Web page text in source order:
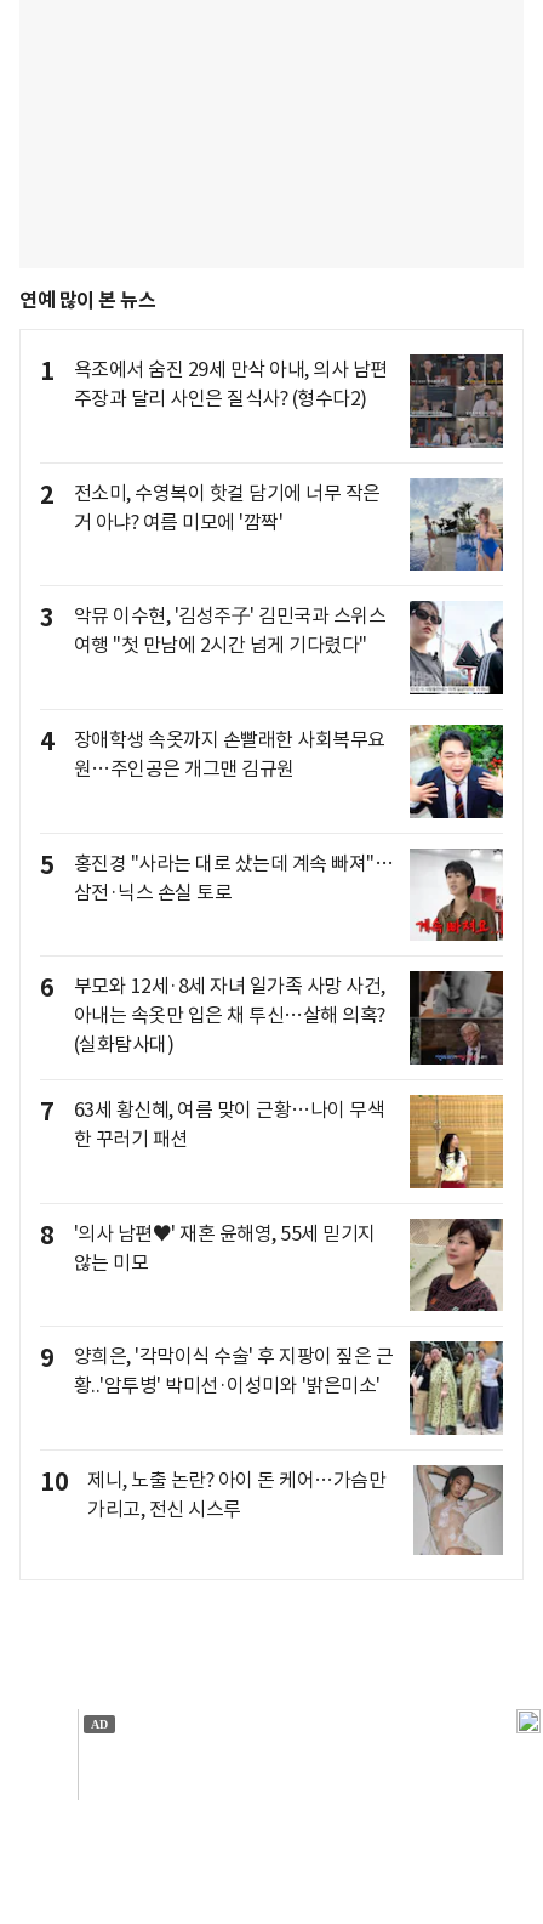
연예 많이 본 뉴스
1
욕조에서 숨진 29세 만삭 아내, 의사 남편
주장과 달리 사인은 질식사? (형수다2)
2
전소미, 수영복이 핫걸 담기에 너무 작은
거 아냐? 여름 미모에 '깜짝'
3
악뮤 이수현, '김성주子' 김민국과 스위스
여행 "첫 만남에 2시간 넘게 기다렸다"
4
장애학생 속옷까지 손빨래한 사회복무요
원…주인공은 개그맨 김규원
5
홍진경 "사라는 대로 샀는데 계속 빠져"…
삼전·닉스 손실 토로
6
부모와 12세·8세 자녀 일가족 사망 사건,
아내는 속옷만 입은 채 투신…살해 의혹?
(실화탐사대)
7
63세 황신혜, 여름 맞이 근황…나이 무색
한 꾸러기 패션
8
'의사 남편♥' 재혼 윤해영, 55세 믿기지
않는 미모
9
양희은, '각막이식 수술' 후 지팡이 짚은 근
황..'암투병' 박미선·이성미와 '밝은미소'
10
제니, 노출 논란? 아이 돈 케어…가슴만
가리고, 전신 시스루